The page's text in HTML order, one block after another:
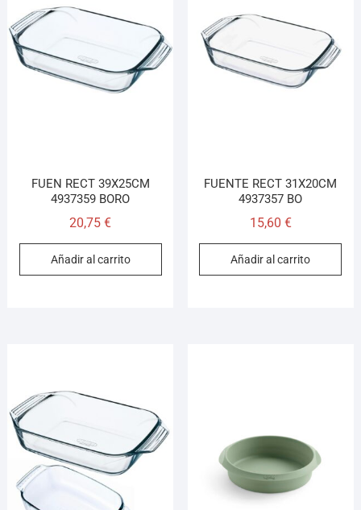
FUEN RECT 39X25CM
4937359 BORO
20,75€
Añadir al carrito
FUENTE RECT 31X20CM
4937357 BO
15,60 €
Añadir al carrito